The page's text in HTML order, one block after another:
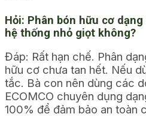
Hỏi: Phân bón hữu cơ
hệ thống nhỏ giọt không?
Đáp: Rất hạn chế. Phân
hữu cơ chưa tan hết. Nếu
tắc. Bà con nên dùng các
ECOMCO chuyên dụng
100% để đảm bảo an toàn